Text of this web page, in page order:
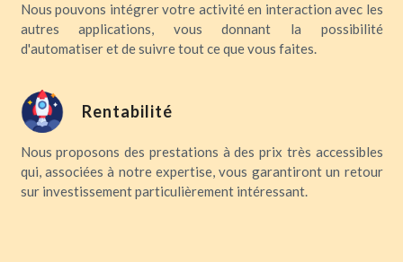
Nous pouvons intégrer votre activité en interaction avec les
autres applications, vous donnant la possibilité
d'automatiser et de suivre tout ce que vous faites.
Rentabilité
Nous proposons des prestations à des prix très accessibles
qui, associées à notre expertise, vous garantiront un retour
sur investissement particulièrement intéressant.